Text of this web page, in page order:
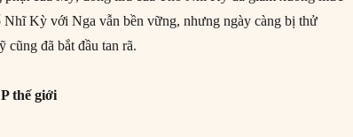
Kỳ với Nga vẫn bền vững, nhưng ngày càng bị thử
đã bắt đầu tan rã.
thế giới